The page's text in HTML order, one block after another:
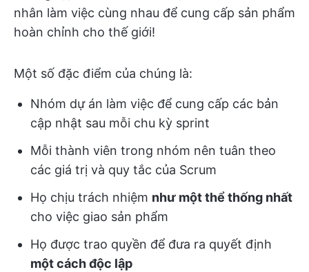
nhân làm việc cùng nhau để cung cấp sản phẩm
hoàn chỉnh cho thế giới!
Một số đặc điểm của chúng là:
Nhóm dự án làm việc để cung cấp các bản
cập nhật sau mỗi chu kỳ sprint
Mỗi thành viên trong nhóm nên tuân theo
các giá trị và quy tắc của Scrum
Họ chịu trách nhiệm như một thể thống nhất
cho việc giao sản phẩm
Họ được trao quyền để đưa ra quyết định
một cách độc lập